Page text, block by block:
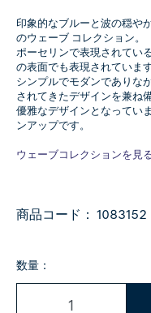
印象的なブルーと波の穏や
のウェーブ コレクション。
ポーセリンで表現されてい
の表面でも表現されています
シンプルでモダンでありな
されてきたデザインを兼ね
優雅なデザインとなってい
ンアップです。
ウェーブコレクションを見
商品コード： 1083152
数量：